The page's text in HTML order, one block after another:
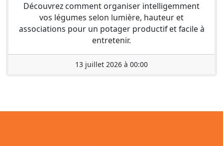
Découvrez comment organiser intelligemment
vos légumes selon lumière, hauteur et
associations pour un potager productif et facile à
entretenir.
13 juillet 2026 à 00:00